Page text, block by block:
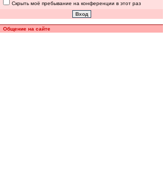
Скрыть моё пребывание на конференции в этот раз
Общение на сайте